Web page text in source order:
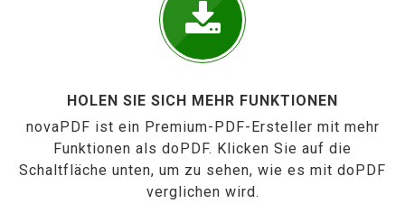
HOLEN SIE SICH MEHR FUNKTIONEN
novaPDF ist ein Premium-PDF-Ersteller mit mehr
Funktionen als doPDF. Klicken Sie auf die
Schaltfläche unten, um zu sehen, wie es mit doPDF
verglichen wird.